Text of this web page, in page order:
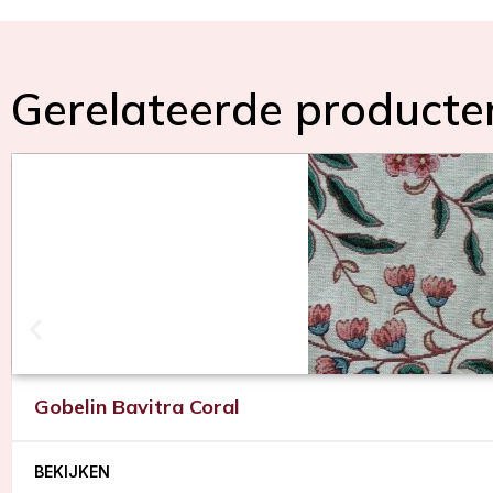
Gerelateerde
Gobelin Bavitra Coral
BEKIJKEN